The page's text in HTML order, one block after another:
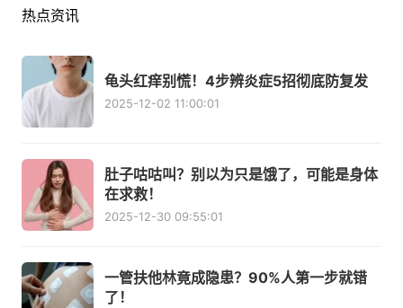
热点资讯
龟头红痒别慌！4步辨炎症5招彻底防复发
2025-12-02 11:00:01
肚子咕咕叫？别以为只是饿了，可能是身体
在求救！
2025-12-30 09:55:01
一管扶他林竟成隐患？90%人第一步就错
了！